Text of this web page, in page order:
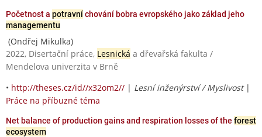
Početnost a potravníchování bobra evropského jako základ jeho
managementu
(Ondřej Mikulka)
2022, Disertační práce, Lesnická a dřevařská fakulta /
Mendelova univerzita v Brně
• http://theses.cz/id//x32om2// | Lesní inženýrství / Myslivost|
Práce na příbuzné téma
Net balance of production gains and respiration losses of the forest
ecosystem